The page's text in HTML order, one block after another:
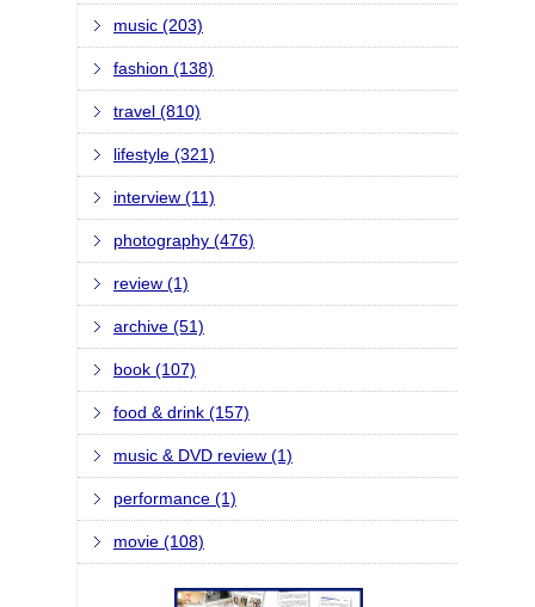
music (203)
fashion (138)
travel (810)
lifestyle (321)
interview (11)
photography (476)
review (1)
archive (51)
book (107)
food & drink (157)
music & DVD review (1)
performance (1)
movie (108)